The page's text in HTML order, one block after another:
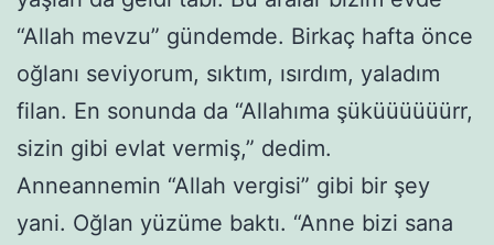
“Allah mevzu” gündemde. Birkaç hafta önce
oğlanı seviyorum, sıktım, ısırdım, yaladım
filan. En sonunda da “Allahıma şüküüüüüürr,
sizin gibi evlat vermiş,” dedim.
Anneannemin “Allah vergisi” gibi bir şey
yani. Oğlan yüzüme baktı. “Anne bizi sana